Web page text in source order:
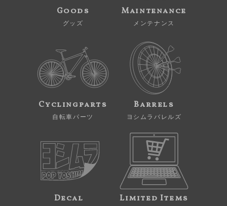
Goods
グッズ
Maintenance
メンテナンス
Cyclingparts
自転車パーツ
Barrels
ヨシムラバレルズ
Decal Limited Items